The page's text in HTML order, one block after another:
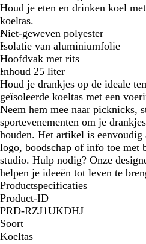
a
r
t
t
a
u
w
Houd je eten en drinken koel
koeltas.
Niet-geweven polyester
Isolatie van aluminiumfolie
Hoofdvak met rits
Inhoud 25 liter
Houd je drankjes op de ideale
geïsoleerde koeltas met een
Neem hem mee naar picknicks,
sportevenementen om je
houden. Het artikel is eenvoudig
logo, boodschap of info toe met
studio. Hulp nodig? Onze
helpen je ideeën tot leven te
Productspecificaties
Product-ID
PRD-RZJ1UKDHJ
Soort
Koeltas